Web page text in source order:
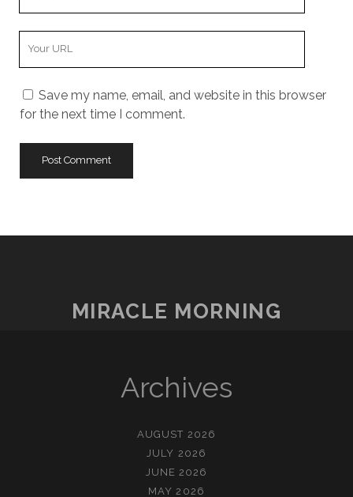
Save my name, email, and website in this browser
for the next time I comment.
MIRACLE MORNING
Archives
AUGUST 2026
JULY 2026
JUNE 2026
MAY 2026